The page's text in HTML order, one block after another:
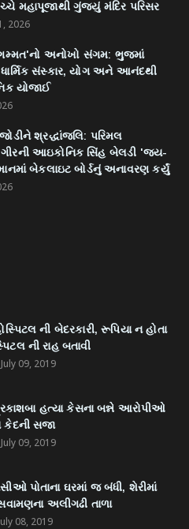
મહાપૂજાથી ગુંજ્યું મંદિર પરિસર
2026
ગમ્મત'નો અનોખો સંગમ: ભુજમાં
ધાર્મિક સંસ્કાર, યોગ અને આનંદથી
યોજાઈ
શ્રદ્ધાંજલિ: પરિમલ
આઇકોનિક સિંહ બેલડી 'જય-
બેકલાઇટ બોર્ડનું અનાવરણ કર્યું
ની બેદરકારી, રૂપિયા ન હોતા
ની રાહ બતાવી
09, 2019
હત્યા કેસના બન્ને આરોપીઓ
સજા
09, 2019
પોતાના ઘરમાં જ બંધી, શેરીમાં
અલીગઢી તાળા
08, 2019